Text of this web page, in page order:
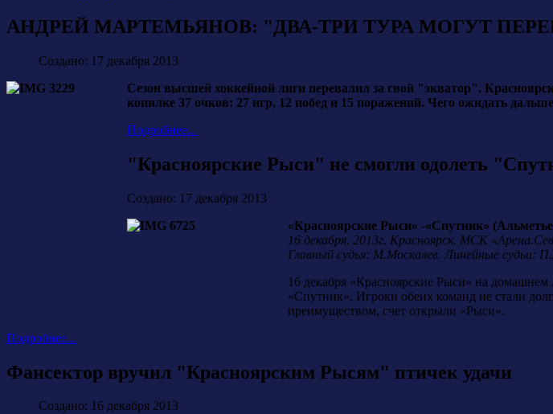
АНДРЕЙ МАРТЕМЬЯНОВ: "ДВА-ТРИ ТУРА МОГУТ
Создано: 17 декабря 2013
Сезон высшей хоккейной лиги перевалил за свой "экватор".
копилке 37 очков: 27 игр, 12 побед и 15 поражений. Чего ожидать
Подробнее...
"Красноярские Рыси" не смогли одолеть
Создано: 17 декабря 2013
«Красноярские Рыси» -«Спутник»
16 декабря. 2013г. Красноярск. МСК
Главный судья: М.Москалев. Линейные судьи:
16 декабря «Красноярские Рыси» на
«Спутник». Игроки обеих команд не стали
преимуществом, счет открыли «Рыси».
Подробнее...
Фансектор вручил "Красноярским Рысям" птичек удачи
Создано: 16 декабря 2013